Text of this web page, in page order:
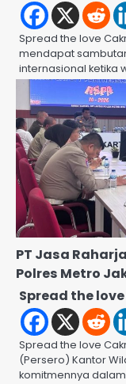
Spread the love
mendapat
internasional ketika
PT Jasa
Polres Metro
Spread the love
Spread the love
(Persero) Kantor
komitmennya